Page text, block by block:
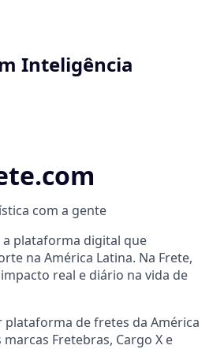
Inteligência
com a gente
plataforma digital que
na América Latina. Na Frete,
real e diário na vida de
plataforma de fretes da América
Fretebras, Cargo X e